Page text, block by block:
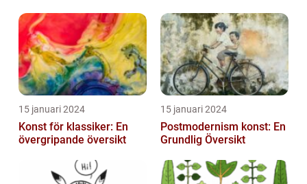
15 januari 2024
Konst för klassiker: En
övergripande översikt
15 januari 2024
Postmodernism konst: En
Grundlig Översikt